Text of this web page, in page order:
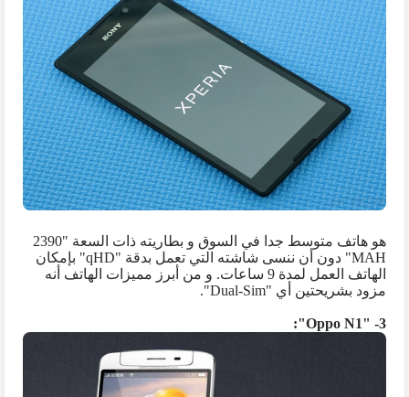
هو هاتف متوسط جدا في السوق و بطاريته ذات السعة "2390
MAH" دون أن ننسى شاشته التي تعمل بدقة "qHD" بإمكان
الهاتف العمل لمدة 9 ساعات.
و من أبرز مميزات الهاتف أنه
مزود بشريحتين أي "Dual-Sim
".
3- "
Oppo N1
":